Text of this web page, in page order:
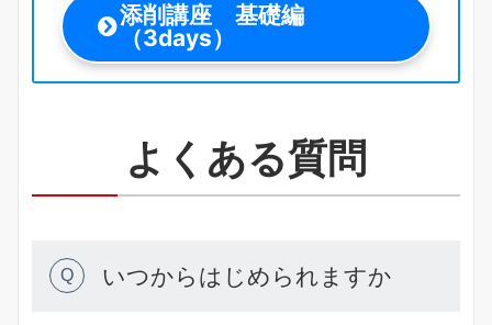
添削講座 基礎編
（3days）
よくある質問
Q いつからはじめられますか